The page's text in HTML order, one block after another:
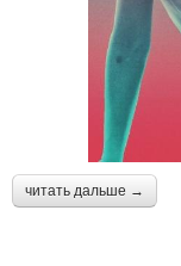
читать дальше →